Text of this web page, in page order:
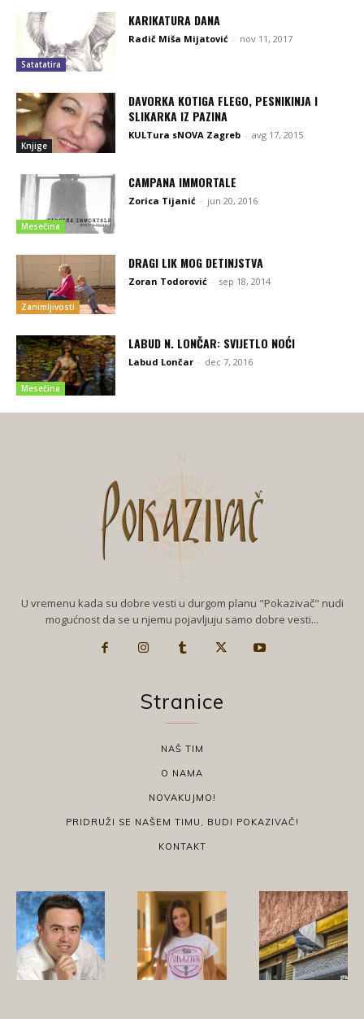
Satatatira
KARIKATURA DANA
Radič Miša Mijatović - nov 11, 2017
Knjige
DAVORKA KOTIGA FLEGO, PESNIKINJA I
SLIKARKA IZ PAZINA
KULTura sNOVA Zagreb - avg 17, 2015
Mesečina
CAMPANA IMMORTALE
Zorica Tijanić - jun 20, 2016
Zanimljivosti
DRAGI LIK MOG DETINJSTVA
Zoran Todorović - sep 18, 2014
Mesečina
LABUD N. LONČAR: SVIJETLO NOĆI
Labud Lončar - dec 7, 2016
U vremenu kada su dobre vesti u durgom planu "Pokazivač" nudi
mogućnost da se u njemu pojavljuju samo dobre vesti...
Stranice
NAŠ TIM
O NAMA
NOVAKUJMO!
PRIDRUŽI SE NAŠEM TIMU, BUDI POKAZIVAČ!
KONTAKT